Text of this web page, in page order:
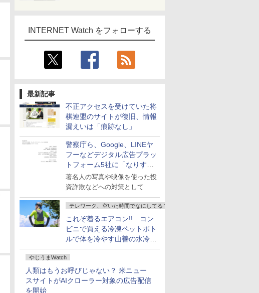
INTERNET Watch をフォローする
最新記事
不正アクセスを受けていた将
棋連盟のサイトが復旧、情報
漏えいは「痕跡なし」
警察庁ら、Google、LINEヤ
フーなどデジタル広告プラッ
トフォーム5社に「なりすま
し詐欺広告」対策強化を要請
著名人の写真や映像を使った投
資詐欺などへの対策として
テレワーク、空いた時間でなにしてる？
これぞ着るエアコン!! コン
ビニで買える冷凍ペットボト
ルで体を冷やす山善の水冷ベ
ストがロードバイクにちょう
どいい【ぼっち・ざ・ろー
ど！その14】
やじうまWatch
人類はもうお呼びじゃない？ 米ニュー
スサイトがAIクローラー対象の広告配信
を開始